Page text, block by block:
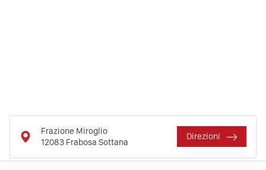
Frazione Miroglio
12083 Frabosa Sottana
Direzioni